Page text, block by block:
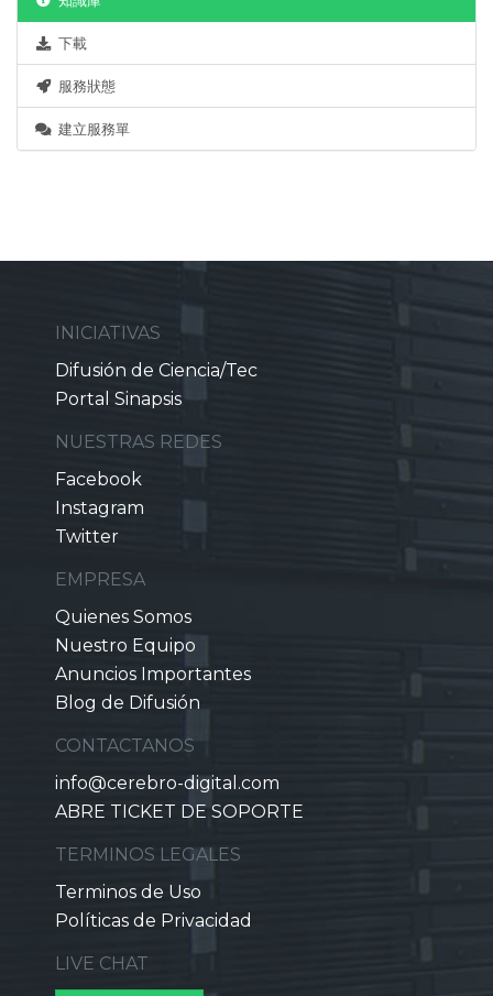
下載
服務狀態
建立服務單
INICIATIVAS
Difusión de Ciencia/Tec
Portal Sinapsis
NUESTRAS REDES
Facebook
Instagram
Twitter
EMPRESA
Quienes Somos
Nuestro Equipo
Anuncios Importantes
Blog de Difusión
CONTACTANOS
info@cerebro-digital.com
ABRE TICKET DE SOPORTE
TERMINOS LEGALES
Terminos de Uso
Políticas de Privacidad
LIVE CHAT